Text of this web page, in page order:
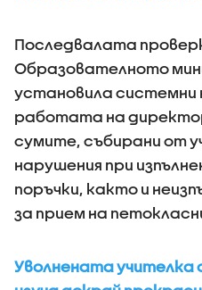
Последвалата
Образователното
установила системни
работата на
сумите, събирани от
нарушения при
поръчки, както и
за прием на
Уволнената